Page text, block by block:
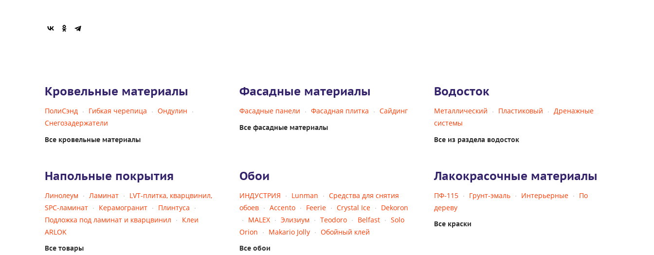
Кровельные материалы
ПолиСэнд Гибкая черепица
Ондулин
Снегозадержатели
Все кровельные материалы
Фасадные материалы
Фасадные панели Фасадная плитка Сайдинг
Все фасадные материалы
Водосток
Металлический Пластиковый
Дренажные
системы
Все из раздела водосток
Напольные покрытия
Линолеум Ламинат
LVT-плитка, кварцвинил,
SPC-ламинат
Керамогранит
Плинтуса
Подложка под ламинат и кварцвинил
Клеи
ARLOK
Все товары
Обои
ИНДУСТРИЯ Lunman
Средства для снятия
обоев
Accento Feerie Crystal Ice
Dekoron
MALEX
Элизиум Teodoro Belfast
Solo
Orion
Makario Jolly Обойный клей
Все обои
Лакокрасочные материалы
ПФ-115 Грунт-эмаль Интерьерные
По
дереву
Все краски